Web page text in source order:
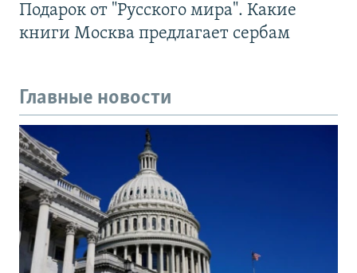
Подарок от "Русского мира". Какие
книги Москва предлагает сербам
Главные новости